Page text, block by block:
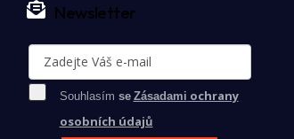
Newsletter
Souhlasím se Zásadami ochrany
osobních údajů